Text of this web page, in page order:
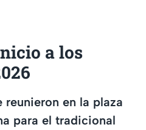
a los
reunieron en la plaza
para el tradicional